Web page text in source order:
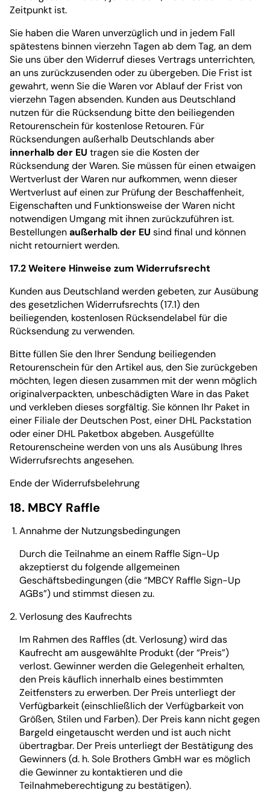
Zeitpunkt ist.
Sie haben die Waren unverzüglich und in jedem Fall
spätestens binnen vierzehn Tagen ab dem Tag, an dem
Sie uns über den Widerruf dieses Vertrags unterrichten,
an uns zurückzusenden oder zu übergeben. Die Frist ist
gewahrt, wenn Sie die Waren vor Ablauf der Frist von
vierzehn Tagen absenden. Kunden aus Deutschland
nutzen für die Rücksendung bitte den beiliegenden
Retourenschein für kostenlose Retouren. Für
Rücksendungen außerhalb Deutschlands aber
innerhalb der EU tragen sie die Kosten der
Rücksendung der Waren. Sie müssen für einen etwaigen
Wertverlust der Waren nur aufkommen, wenn dieser
Wertverlust auf einen zur Prüfung der Beschaffenheit,
Eigenschaften und Funktionsweise der Waren nicht
notwendigen Umgang mit ihnen zurückzuführen ist.
Bestellungenaußerhalb der EU sind final und können
nicht retourniert werden.
17.2 Weitere Hinweise zum Widerrufsrecht
Kunden aus Deutschland werden gebeten, zur Ausübung
des gesetzlichen Widerrufsrechts (17.1) den
beiliegenden, kostenlosen Rücksendelabel für die
Rücksendung zu verwenden.
Bitte füllen Sie den Ihrer Sendung beiliegenden
Retourenschein für den Artikel aus, den Sie zurückgeben
möchten, legen diesen zusammen mit der wenn möglich
originalverpackten, unbeschädigten Ware in das Paket
und verkleben dieses sorgfältig. Sie können Ihr Paket in
einer Filiale der Deutschen Post, einer DHL Packstation
oder einer DHL Paketbox abgeben. Ausgefüllte
Retourenscheine werden von uns als Ausübung Ihres
Widerrufsrechts angesehen.
Ende der Widerrufsbelehrung
18. MBCY Raffle
Annahme der Nutzungsbedingungen
Durch die Teilnahme an einem Raffle Sign-Up
akzeptierst du folgende allgemeinen
Geschäftsbedingungen (die “MBCY Raffle Sign-Up
AGBs”) und stimmst diesen zu.
Verlosung des Kaufrechts
Im Rahmen des Raffles (dt. Verlosung) wird das
Kaufrecht am ausgewählte Produkt (der “Preis”)
verlost. Gewinner werden die Gelegenheit erhalten,
den Preis käuflich innerhalb eines bestimmten
Zeitfensters zu erwerben. Der Preis unterliegt der
Verfügbarkeit (einschließlich der Verfügbarkeit von
Größen, Stilen und Farben). Der Preis kann nicht gegen
Bargeld eingetauscht werden und ist auch nicht
übertragbar. Der Preis unterliegt der Bestätigung des
Gewinners (d. h. Sole Brothers GmbH war es möglich
die Gewinner zu kontaktieren und die
Teilnahmeberechtigung zu bestätigen).